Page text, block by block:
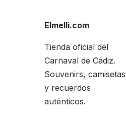
Elmelli.com
Tienda oficial del
Carnaval de Cádiz.
Souvenirs, camisetas
y recuerdos
auténticos.